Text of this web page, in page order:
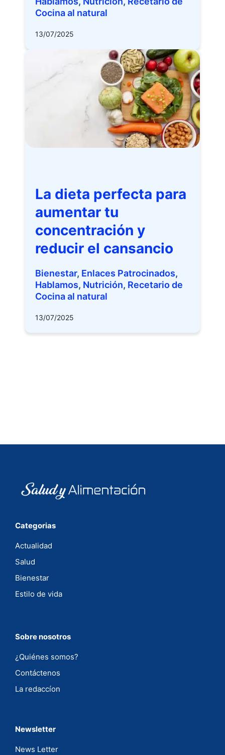
Cocina al natural
13/07/2025
La dieta perfecta para
aumentar tu
concentración y
reducir el cansancio
Bienestar, Enlaces Patrocinados,
Hablamos, Nutrición, Recetario de
Cocina al natural
13/07/2025
Categorias
Actualidad
Salud
Bienestar
Estilo de vida
Sobre nosotros
¿Quiénes somos?
Contáctenos
La redaccíon
Newsletter
News Letter